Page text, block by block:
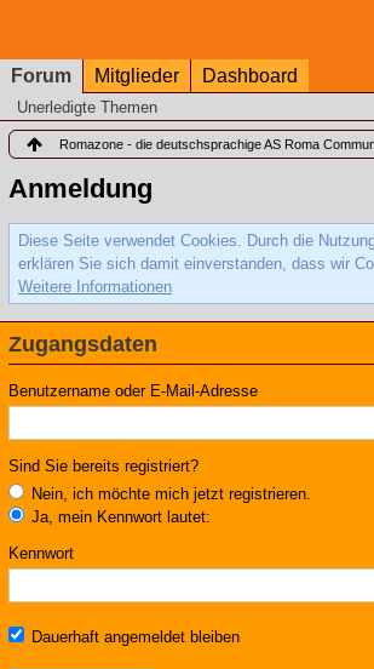
Forum Mitglieder Dashboard
Unerledigte Themen
Romazone - die deutschsprachige AS Roma
Anmeldung
Diese Seite verwendet Cookies. Durch die
erklären Sie sich damit einverstanden, dass wir
Weitere Informationen
Zugangsdaten
Benutzername oder E-Mail-Adresse
Sind Sie bereits registriert?
Nein, ich möchte mich jetzt registrieren.
Ja, mein Kennwort lautet:
Kennwort
Dauerhaft angemeldet bleiben